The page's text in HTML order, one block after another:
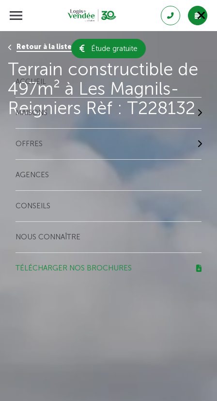
Étude gratuite
ACCUEIL
MAISONS
OFFRES
AGENCES
CONSEILS
NOUS CONNAÎTRE
TÉLÉCHARGER NOS BROCHURES
Retour à la liste des résultats
Terrain constructible de
497m² à Les Magnils-
Reigniers Rèf : T228132